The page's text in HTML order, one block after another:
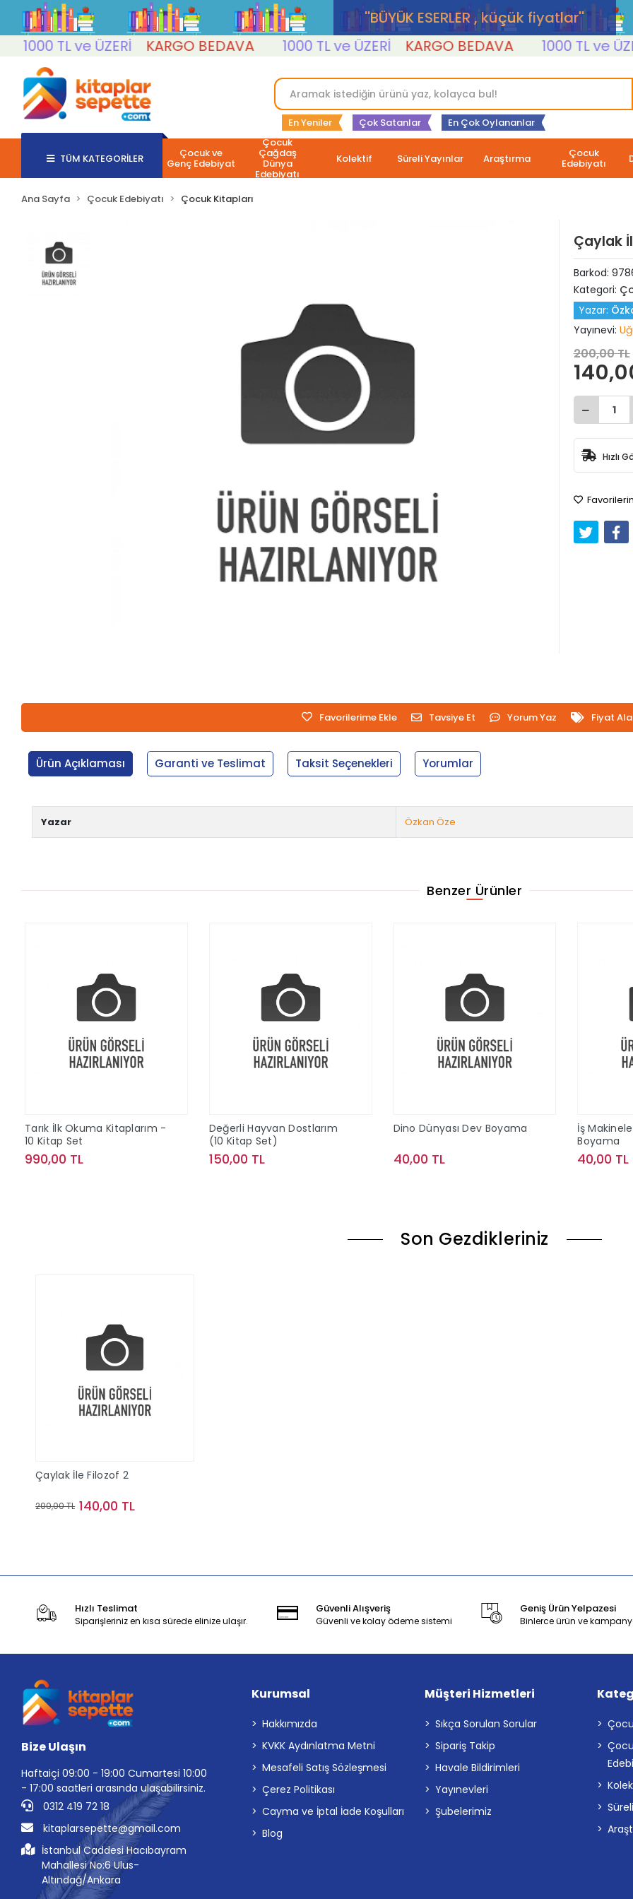
''BÜYÜK ESERLER , küçük fiyatlar''
TL ve ÜZERİ
KARGO BEDAVA 1000 TL ve ÜZERİ KARGO BEDAVA 1000 TL ve ÜZERİ
En Yeniler Çok Satanlar En Çok Oylananlar
TÜM KATEGORİLER Çocuk ve
Genç Edebiyat
Çocuk
Çağdaş
Dünya
Edebiyatı
Kolektif Süreli Yayınlar Araştırma Çocuk
Edebiyatı
Ana Sayfa Çocuk Edebiyatı Çocuk Kitapları
Çaylak
Barkod:
Kategori:
Yazar:
Yayınevi:
200,00 TL
Hızlı
Favorilerime Ekle Tavsiye Et Yorum Yaz Fiyat
Ürün Açıklaması Garanti ve Teslimat Taksit Seçenekleri Yorumlar
Yazar Özkan Öze
Benzer Ürünler
Tarık İlk Okuma Kitaplarım -
10 Kitap Set
990,00 TL
Değerli Hayvan Dostlarım
(10 Kitap Set)
150,00 TL
Dino Dünyası Dev Boyama
40,00 TL
İş
Boyama
40,00 TL
Son Gezdikleriniz
Çaylak İle Filozof 2
200,00 TL 140,00 TL
Hızlı Teslimat
Siparişleriniz en kısa sürede elinize ulaşır.
Güvenli Alışveriş
Güvenli ve kolay ödeme sistemi
Geniş Ürün Yelpazesi
Binlerce ürün ve
Bize Ulaşın
Haftaiçi 09:00 - 19:00 Cumartesi 10:00
- 17:00 saatleri arasında ulaşabilirsiniz.
0312 419 72 18
kitaplarsepette@gmail.com
İstanbul Caddesi Hacıbayram
Mahallesi No:6 Ulus-
Altındağ/Ankara
Kurumsal
Hakkımızda
KVKK Aydınlatma Metni
Mesafeli Satış Sözleşmesi
Çerez Politikası
Cayma ve İptal İade Koşulları
Blog
Müşteri Hizmetleri
Sıkça Sorulan Sorular
Sipariş Takip
Havale Bildirimleri
Yayınevleri
Şubelerimiz